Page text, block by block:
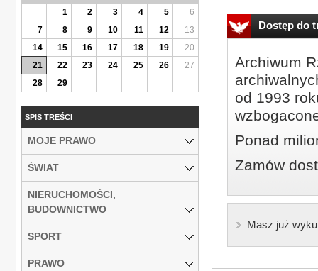
Dostęp do
Archiwum
od 1993
Ponad
Zamów
Masz już
1
2 3 4 5
6
7
8 9 10 11 12
13
14
15 16 17 18 19
20
21
22 23 24 25 26
27
28
29
SPIS TREŚCI
MOJE PRAWO
ŚWIAT
NIERUCHOMOŚCI,
BUDOWNICTWO
SPORT
PRAWO